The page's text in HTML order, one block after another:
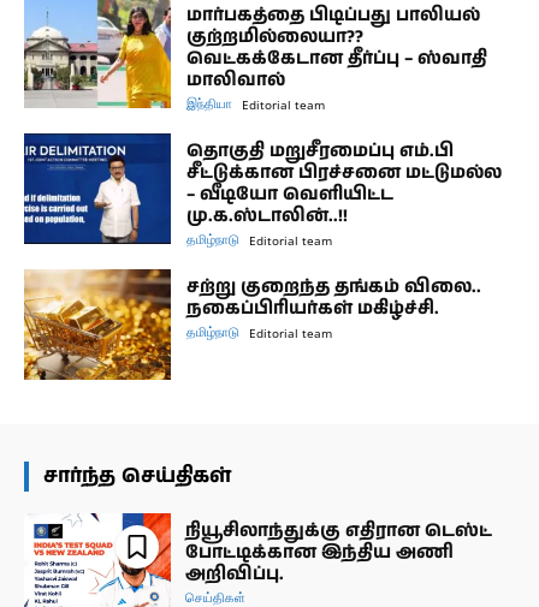
மார்பகத்தை பிடிப்பது பாலியல்
குற்றமில்லையா??
வெட்கக்கேடான தீர்ப்பு – ஸ்வாதி
மாலிவால்
இந்தியா Editorial team
தொகுதி மறுசீரமைப்பு எம்.பி
சீட்டுக்கான பிரச்சனை மட்டுமல்ல
– வீடியோ வெளியிட்ட
மு.க.ஸ்டாலின்..!!
தமிழ்நாடு Editorial team
சற்று குறைந்த தங்கம் விலை..
நகைப்பிரியர்கள் மகிழ்ச்சி.
தமிழ்நாடு Editorial team
சார்ந்த செய்திகள்
நியூசிலாந்துக்கு எதிரான டெஸ்ட்
போட்டிக்கான இந்திய அணி
அறிவிப்பு.
செய்திகள்